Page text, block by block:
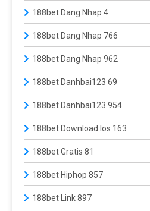
188bet Dang Nhap 4
188bet Dang Nhap 766
188bet Dang Nhap 962
188bet Danhbai123 69
188bet Danhbai123 954
188bet Download Ios 163
188bet Gratis 81
188bet Hiphop 857
188bet Link 897